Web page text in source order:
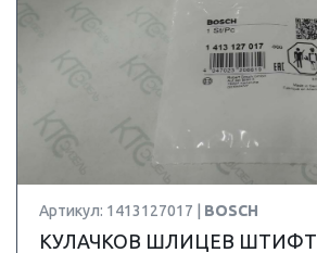
Артикул: 1413127017 | BOSCH
КУЛАЧКОВ ШЛИЦЕВ ШТИФТ